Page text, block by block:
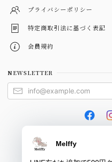
プライバシーポリシー
特定商取引法に基づく表記
会員規約
NEWSLETTER